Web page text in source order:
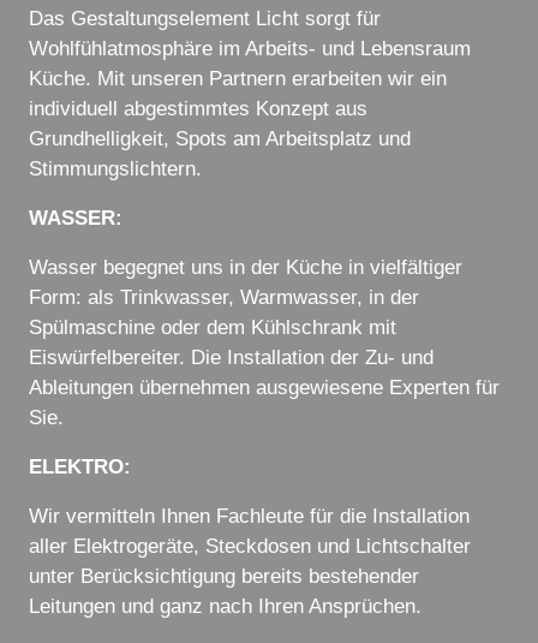
Das Gestaltungselement Licht sorgt für
Wohlfühlatmosphäre im Arbeits- und Lebensraum
Küche. Mit unseren Partnern erarbeiten wir ein
individuell abgestimmtes Konzept aus
Grundhelligkeit, Spots am Arbeitsplatz und
Stimmungslichtern.
WASSER:
Wasser begegnet uns in der Küche in vielfältiger
Form: als Trinkwasser, Warmwasser, in der
Spülmaschine oder dem Kühlschrank mit
Eiswürfelbereiter. Die Installation der Zu- und
Ableitungen übernehmen ausgewiesene Experten für
Sie.
ELEKTRO:
Wir vermitteln Ihnen Fachleute für die Installation
aller Elektrogeräte, Steckdosen und Lichtschalter
unter Berücksichtigung bereits bestehender
Leitungen und ganz nach Ihren Ansprüchen.